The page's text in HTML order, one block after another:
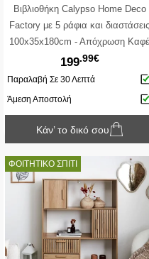
Βιβλιοθήκη Calypso Home Deco
Factory με 5 ράφια και διαστάσεις
100x35x180cm - Aπόχρωση Καφέ
199.99€
Παραλαβή Σε 30 Λεπτά
Άμεση Αποστολή
Κάν’ το δικό σου
ΦΟΙΤΗΤΙΚΟ ΣΠΙΤΙ